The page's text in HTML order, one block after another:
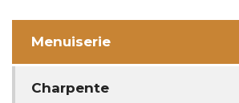
Menuiserie
Charpente